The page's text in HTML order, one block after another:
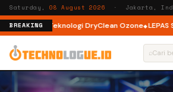
Saturday,08 August 2026 · Jakarta,
BREAKING
dengan Teknologi DryClean Ozone LEPAS
⌕